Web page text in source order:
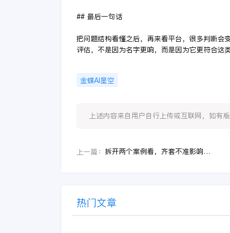
## 最后一句话
把问题结构看懂之后，再来看平台，很多判断会
评估，不是因为名字更响，而是因为它更符合这
金蝶AI星空
上述内容来自用户自行上传或互联网，如有
上一篇： 拆开两个案例看，齐套不准影响开工背后到底缺的是系统、流程还是主线
热门文章